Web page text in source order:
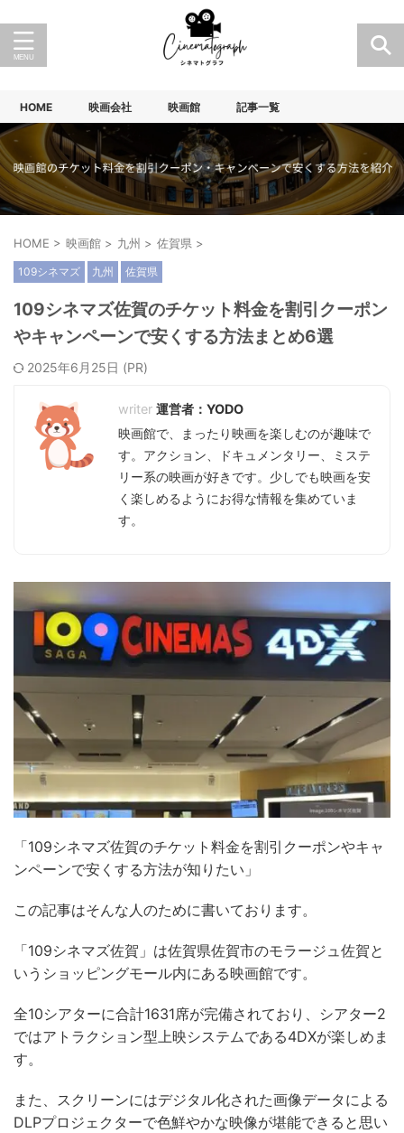
HOME 映画会社 映画館 記事一覧
HOME > 映画館 > 九州 > 佐賀県 >
109シネマズ 九州 佐賀県
109シネマズ佐賀のチケット料金を割引クーポン
やキャンペーンで安くする方法まとめ6選
2025年6月25日
運営者：YODO
映画館で、まったり映画を楽しむのが趣味で
す。アクション、ドキュメンタリー、ミステ
リー系の映画が好きです。少しでも映画を安
く楽しめるようにお得な情報を集めていま
す。
「109シネマズ佐賀のチケット料金を割引クーポンやキャ
ンペーンで安くする方法が知りたい」
この記事はそんな人のために書いております。
「109シネマズ佐賀」は佐賀県佐賀市のモラージュ佐賀と
いうショッピングモール内にある映画館です。
全10シアターに合計1631席が完備されており、シアター2
ではアトラクション型上映システムである4DXが楽しめま
す。
また、スクリーンにはデジタル化された画像データによる
DLPプロジェクターで色鮮やかな映像が堪能できると思い